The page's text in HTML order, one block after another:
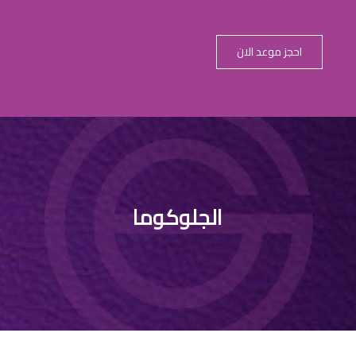
احجز موعد الان
الماء الازرق
الجلوكوما